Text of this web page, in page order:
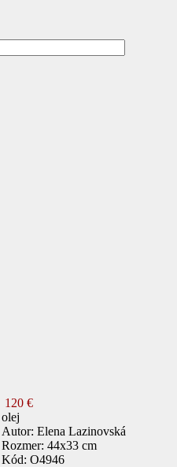
120 €
olej
Autor: Elena Lazinovská
Rozmer: 44x33 cm
Kód: O4946